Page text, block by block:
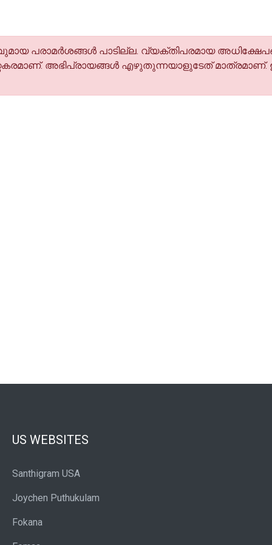
പരാമര്‍ശങ്ങള്‍ പാടില്ല. വ്യക്തിപരമായ
അഭിപ്രായങ്ങള്‍ എഴുതുന്നയാളുടേത് മാത്രമാണ്.
US WEBSITES
Santhigram USA
Joychen Puthukulam
Fokana